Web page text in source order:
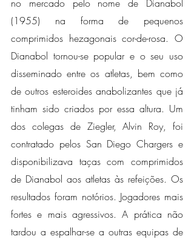
no mercado pelo nome de Dianabol
(1955) na forma de pequenos
comprimidos hezagonais cor-de-rosa. O
Dianabol tornou-se popular e o seu uso
disseminado entre os atletas, bem como
de outros esteroides anabolizantes que já
tinham sido criados por essa altura. Um
dos colegas de Ziegler, Alvin Roy, foi
contratado pelos San Diego Chargers e
disponibilizava taças com comprimidos
de Dianabol aos atletas às refeições. Os
resultados foram notórios. Jogadores mais
fortes e mais agressivos. A prática não
tardou a espalhar-se a outras equipas de